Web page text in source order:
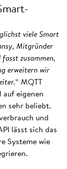
viele Smart
Mitgründer
zusammen,
erweitern wir
“ MQTT
eigenen
sehr beliebt.
und
lässt sich das
Systeme wie